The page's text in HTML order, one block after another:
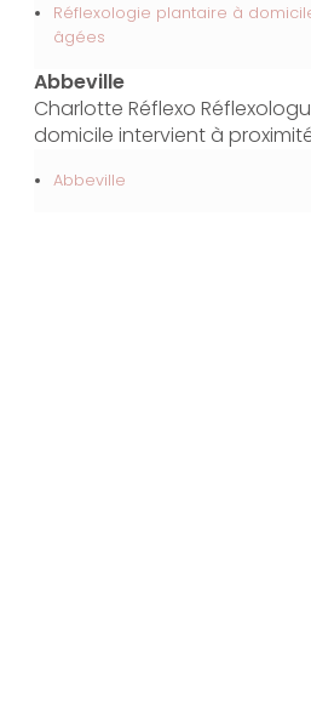
Réflexologie plantaire à
âgées
Abbeville
Charlotte Réflexo
domicile intervient à
Abbeville